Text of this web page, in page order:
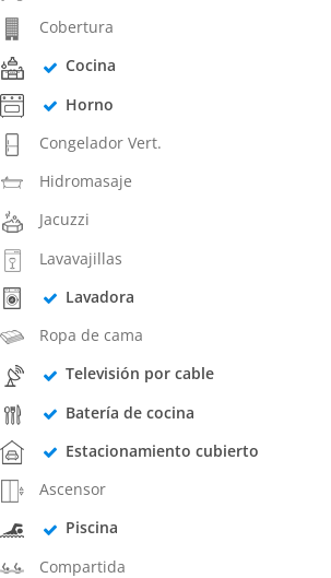
Cobertura
Cocina
Horno
Congelador Vert.
Hidromasaje
Jacuzzi
Lavavajillas
Lavadora
Ropa de cama
Televisión por cable
Batería de cocina
Estacionamiento cubierto
Ascensor
Piscina
Compartida